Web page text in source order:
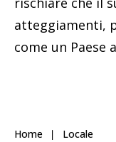
atteggiamenti,
come un Paese
Home Locale